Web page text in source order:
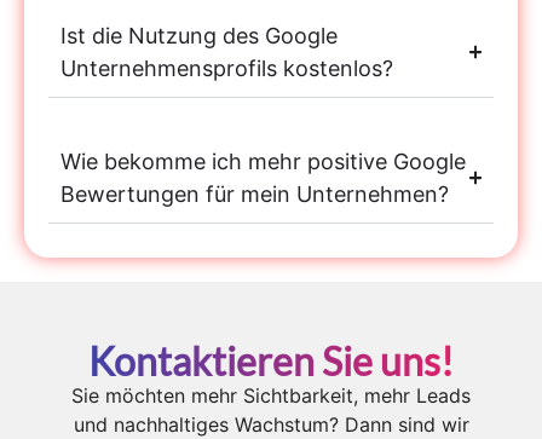
Ist die Nutzung des Google
Unternehmensprofils kostenlos?
Wie bekomme ich mehr positive Google
Bewertungen für mein Unternehmen?
Kontaktieren Sie uns!
Sie möchten mehr Sichtbarkeit, mehr Leads
und nachhaltiges Wachstum? Dann sind wir